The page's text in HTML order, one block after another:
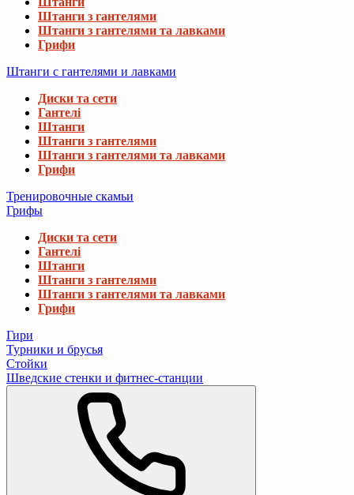
Штанги з гантелями
Штанги з гантелями та лавками
Грифи
Штанги с гантелями и лавками
Диски та сети
Гантелі
Штанги
Штанги з гантелями
Штанги з гантелями та лавками
Грифи
Тренировочные скамьи
Грифы
Диски та сети
Гантелі
Штанги
Штанги з гантелями
Штанги з гантелями та лавками
Грифи
Гири
Турники и брусья
Стойки
Шведские стенки и фитнес-станции